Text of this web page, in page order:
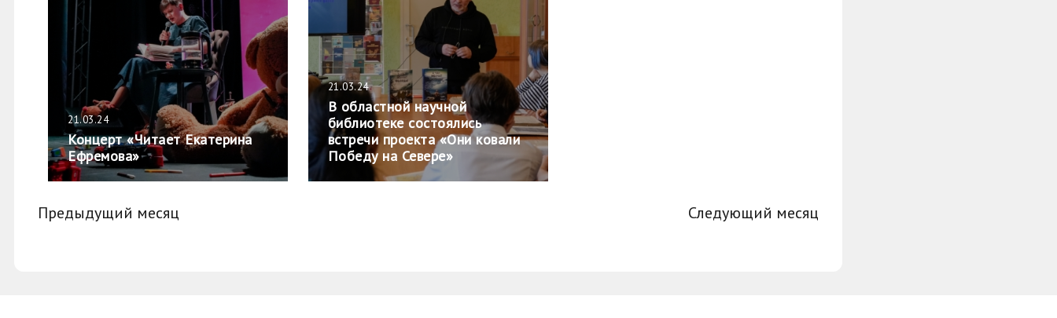
21.03.24
Концерт «Читает Екатерина
Ефремова»
21.03.24
В областной научной
библиотеке состоялись
встречи проекта «Они ковали
Победу на Севере»
Предыдущий месяц Следующий месяц